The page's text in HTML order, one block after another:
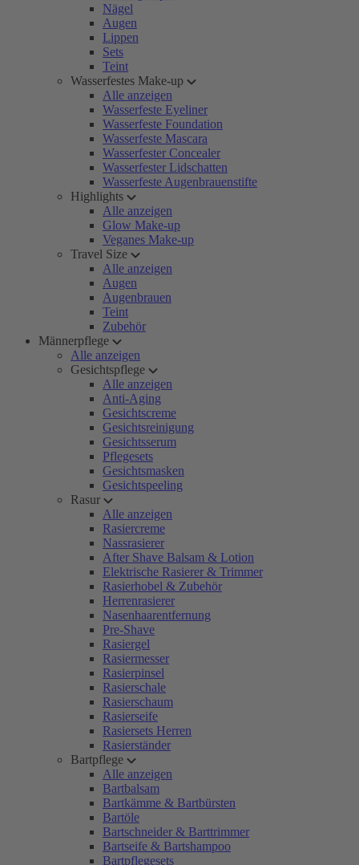
Nägel
Augen
Lippen
Sets
Teint
Wasserfestes Make-up
Alle anzeigen
Wasserfeste Eyeliner
Wasserfeste Foundation
Wasserfeste Mascara
Wasserfester Concealer
Wasserfester Lidschatten
Wasserfeste Augenbrauenstifte
Highlights
Alle anzeigen
Glow Make-up
Veganes Make-up
Travel Size
Alle anzeigen
Augen
Augenbrauen
Teint
Zubehör
Männerpflege
Alle anzeigen
Gesichtspflege
Alle anzeigen
Anti-Aging
Gesichtscreme
Gesichtsreinigung
Gesichtsserum
Pflegesets
Gesichtsmasken
Gesichtspeeling
Rasur
Alle anzeigen
Rasiercreme
Nassrasierer
After Shave Balsam & Lotion
Elektrische Rasierer & Trimmer
Rasierhobel & Zubehör
Herrenrasierer
Nasenhaarentfernung
Pre-Shave
Rasiergel
Rasiermesser
Rasierpinsel
Rasierschale
Rasierschaum
Rasierseife
Rasiersets Herren
Rasierständer
Bartpflege
Alle anzeigen
Bartbalsam
Bartkämme & Bartbürsten
Bartöle
Bartschneider & Barttrimmer
Bartseife & Bartshampoo
Bartpflegesets